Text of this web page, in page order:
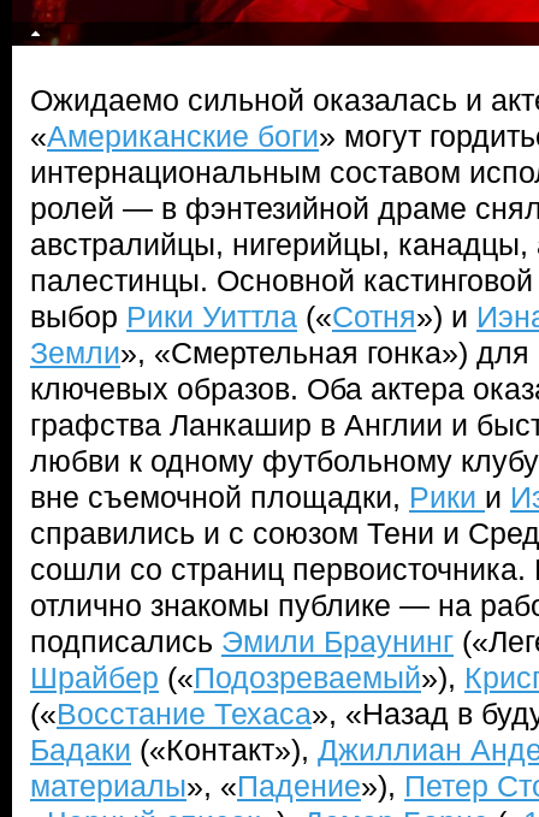
Ожидаемо сильной оказалась и
«Американские боги» могут
интернациональным составом
ролей — в фэнтезийной драме
австралийцы, нигерийцы,
палестинцы. Основной
выбор Рики Уиттла («Сотня») и
Земли», «Смертельная гонка»)
ключевых образов. Оба актера
графства Ланкашир в Англии и
любви к одному футбольному
вне съемочной площадки, Рики и
справились и с союзом Тени и
сошли со страниц первоисточника.
отлично знакомы публике — на
подписались Эмили Браунинг
Шрайбер («Подозреваемый»),
(«Восстание Техаса», «Назад в
Бадаки («Контакт»), Джиллиан
материалы», «Падение»), Петер